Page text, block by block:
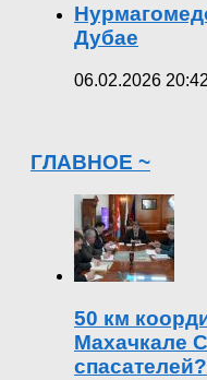
Дубае
06.02.2026 20:42
ГЛАВНОЕ ~
50 км
Махачкале
спасателей?